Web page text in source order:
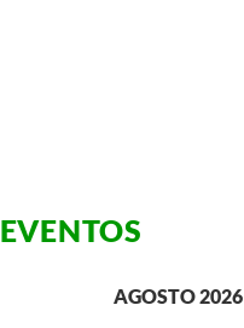
EVENTOS
AGOSTO 2026